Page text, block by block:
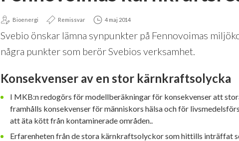
Bioenergi Remissvar 4 maj 2014
Svebio önskar lämna synpunkter på Fennovoimas
några punkter som berör Svebios verksamhet.
Konsekvenser av en stor kärnkraftsolycka
I MKB:n redogörs för modellberäkningar för konsekvenser att
framhålls konsekvenser för människors hälsa och för
att äta kött från kontaminerade områden..
Erfarenheten från de stora kärnkraftsolyckor som hittills inträffat